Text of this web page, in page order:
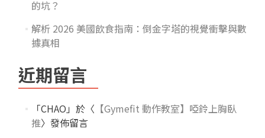
的坑？
解析 2026 美國飲食指南：倒金字塔的視覺衝擊與數
據真相
近期留言
「CHAO 」於〈 【Gymefit 動作教室】啞鈴上胸臥
推〉發佈留言